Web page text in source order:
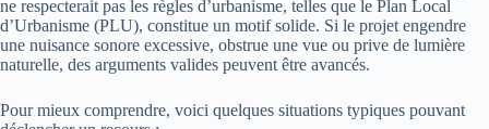
ne respecterait pas les règles d’urbanisme, telles que le Plan Local
d’Urbanisme (PLU), constitue un motif solide. Si le projet engendre
une nuisance sonore excessive, obstrue une vue ou prive de lumière
naturelle, des arguments valides peuvent être avancés.
Pour mieux comprendre, voici quelques situations typiques pouvant